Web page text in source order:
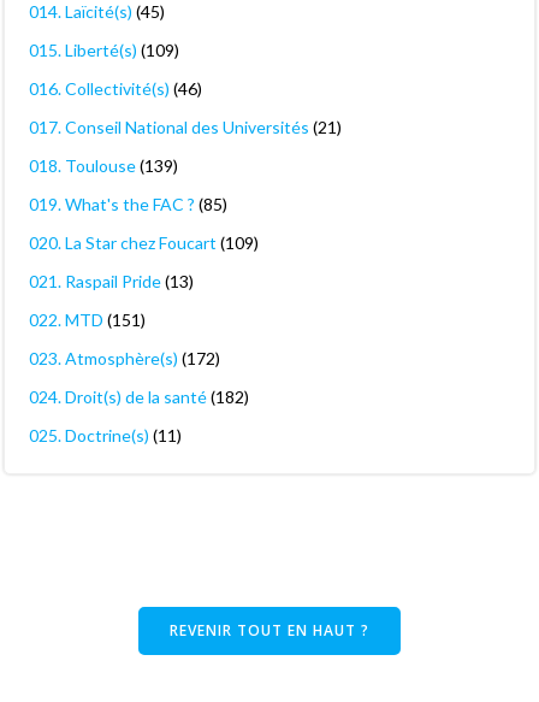
014. Laïcité(s) (45)
015. Liberté(s) (109)
016. Collectivité(s) (46)
017. Conseil National des Universités (21)
018. Toulouse(139)
019. What's the FAC ? (85)
020. La Star chez Foucart (109)
021. Raspail Pride(13)
022. MTD (151)
023. Atmosphère(s) (172)
024. Droit(s) de la santé(182)
025. Doctrine(s) (11)
REVENIR TOUT EN HAUT ?